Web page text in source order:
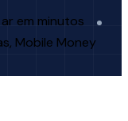
ar em minutos
Mobile Money